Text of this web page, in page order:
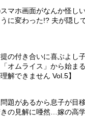
スマホ画面がなんか怪し
うに変わった!? 夫が隠し
の付き合いに喜ぶよし
オムライス」から始ま
解できません Vol.5】
問題があるから息子が目
の見解に唖然…嫁の高